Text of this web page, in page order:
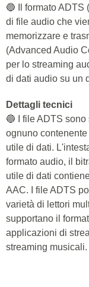
🔵 Il formato ADTS
di file audio che
memorizzare e
(Advanced Audio
per lo streaming
di dati audio su un
Dettagli tecnici
🔵 I file ADTS
ognuno
utile di dati.
formato audio, il
utile di dati
AAC. I file ADTS
varietà di lettori
supportano il
applicazioni di
streaming musicali.